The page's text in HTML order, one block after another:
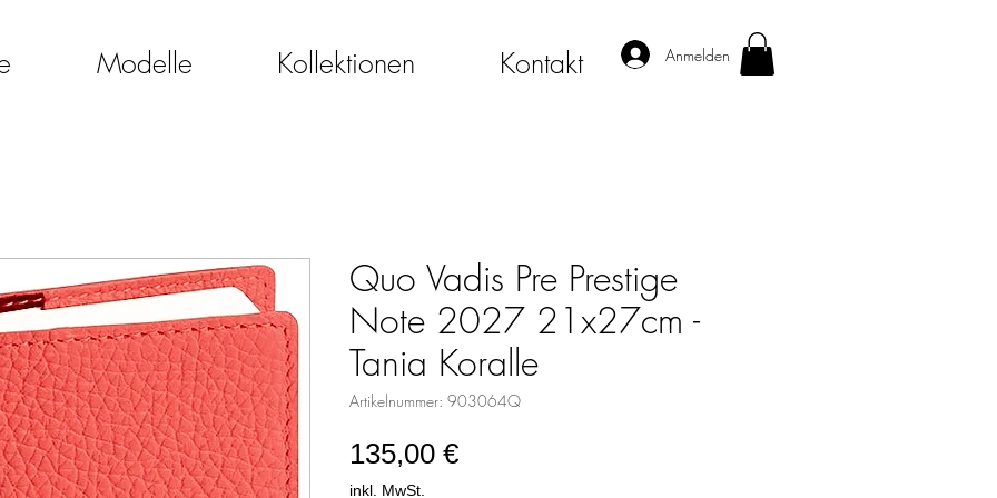
Modelle Kollektionen Kontakt Anmelden
Quo Vadis Pre Prestige
Note 2027 21x27cm -
Tania Koralle
Artikelnummer: 903064Q
135,00 €Preis
inkl. MwSt.